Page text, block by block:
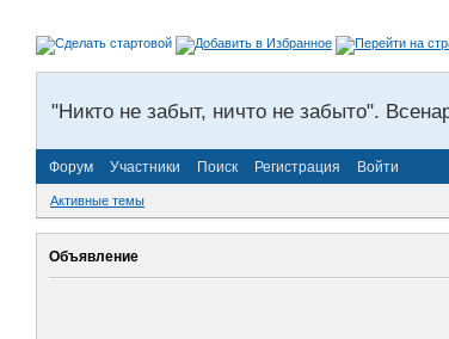
"Никто не забыт, ничто не забыто".
Форум Участники Поиск Регистрация Войти
Активные темы
Объявление